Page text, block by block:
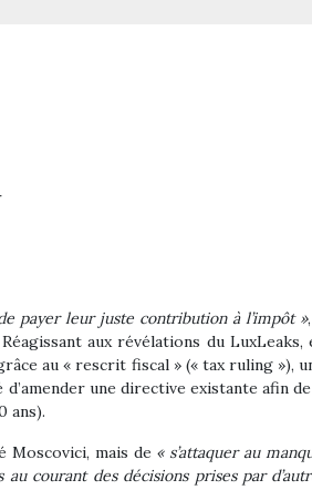
payer leur juste contribution à l’impôt »
aux révélations du
au « rescrit fiscal » (« tax ruling
une directive existante afin
ans).
Moscovici, mais de « s’attaquer au
courant des décisions prises par